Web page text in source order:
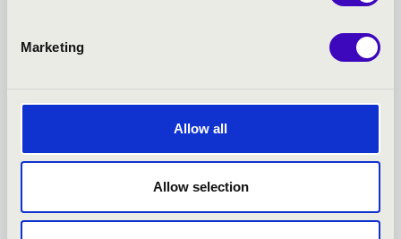
Marketing
Allow all
Allow selection
KAPOSVÁR - TOVÁBBI
KONCERTEK